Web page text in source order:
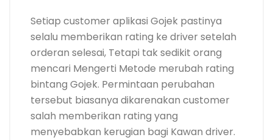
Setiap customer aplikasi Gojek pastinya
selalu memberikan rating ke driver setelah
orderan selesai, Tetapi tak sedikit orang
mencari Mengerti Metode merubah rating
bintang Gojek. Permintaan perubahan
tersebut biasanya dikarenakan customer
salah memberikan rating yang
menyebabkan kerugian bagi Kawan driver.